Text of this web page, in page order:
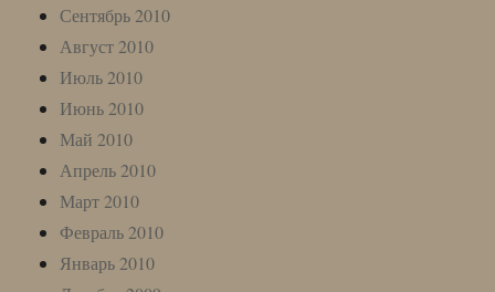
Сентябрь 2010
Август 2010
Июль 2010
Июнь 2010
Май 2010
Апрель 2010
Март 2010
Февраль 2010
Январь 2010